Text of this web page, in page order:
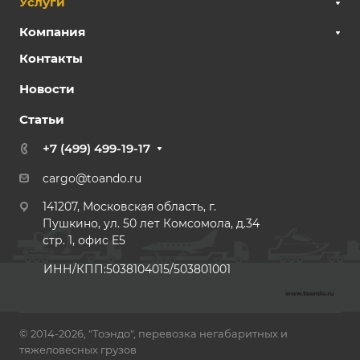
Компания
Контакты
Новости
Статьи
+7 (499) 499-19-17
cargo@toando.ru
141207, Московская область, г.
Пушкино, ул. 50 лет Комсомола, д.34
стр. 1, офис E5
ИНН/КПП:5038104015/503801001
© 2014-2026, "Тоэндо", перевозка негабаритных и
тяжеловесных грузов